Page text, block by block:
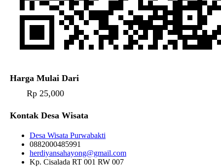
Harga Mulai Dari
Rp 25,000
Kontak Desa Wisata
Desa Wisata Purwabakti
0882000485991
herdiyansahayong@gmail.com
Kp. Cisalada RT 001 RW 007